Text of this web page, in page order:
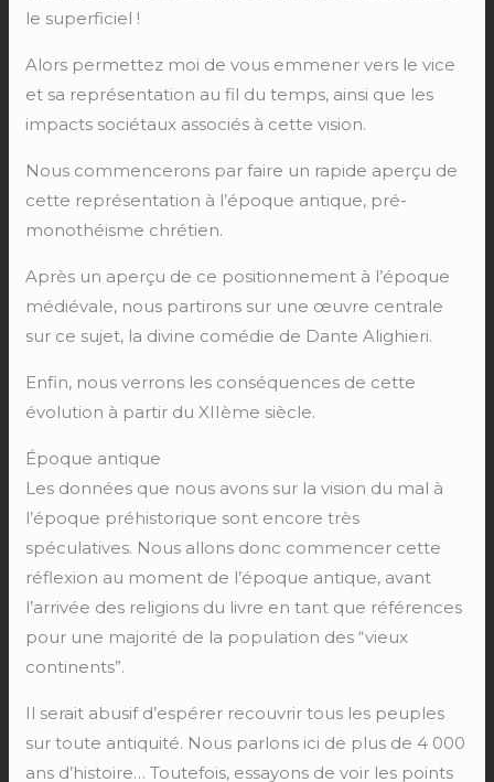
le superficiel !
Alors permettez moi de vous emmener vers le vice
et sa représentation au fil du temps, ainsi que les
impacts sociétaux associés à cette vision.
Nous commencerons par faire un rapide aperçu de
cette représentation à l’époque antique, pré-
monothéisme chrétien.
Après un aperçu de ce positionnement à l’époque
médiévale, nous partirons sur une œuvre centrale
sur ce sujet, la divine comédie de Dante Alighieri.
Enfin, nous verrons les conséquences de cette
évolution à partir du XIIème siècle.
Époque antique
Les données que nous avons sur la vision du mal à
l’époque préhistorique sont encore très
spéculatives. Nous allons donc commencer cette
réflexion au moment de l’époque antique, avant
l’arrivée des religions du livre en tant que références
pour une majorité de la population des “vieux
continents”.
Il serait abusif d’espérer recouvrir tous les peuples
sur toute antiquité. Nous parlons ici de plus de 4 000
ans d’histoire… Toutefois, essayons de voir les points